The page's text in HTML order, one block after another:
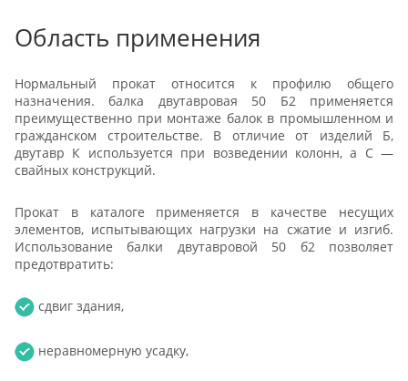
Область применения
Нормальный прокат относится к профилю общего
назначения. балка двутавровая 50 Б2 применяется
преимущественно при монтаже балок в промышленном и
гражданском строительстве. В отличие от изделий Б,
двутавр К используется при возведении колонн, а С —
свайных конструкций.
Прокат в каталоге применяется в качестве несущих
элементов, испытывающих нагрузки на сжатие и изгиб.
Использование балки двутавровой 50 б2 позволяет
предотвратить:
сдвиг здания,
неравномерную усадку,